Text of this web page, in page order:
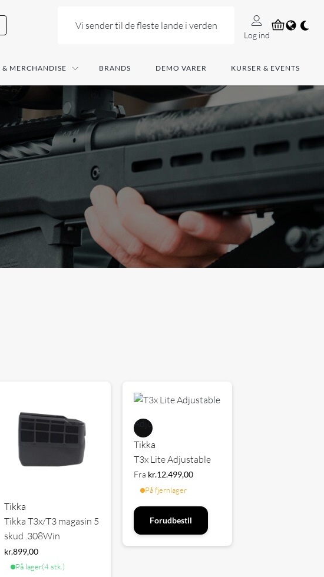
Vi sender til de fleste lande i verden
Log ind
MERCHANDISE BRANDS DEMO VARER KURSER & EVENTS
Tikka
Tikka T3x/T3 magasin 5
skud .308Win
kr.899,00
På lager(4 stk.)
Tikka
T3x Lite Adjustable
Fra kr.12.499,00
På fjernlager
Forudbestil